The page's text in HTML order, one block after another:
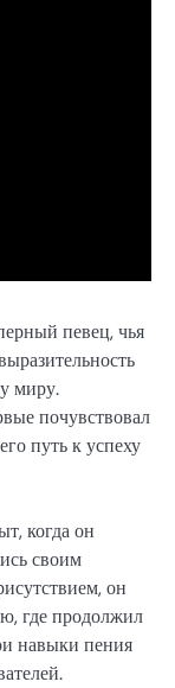
певец, чья
миру.
почувствовал
путь к успеху
когда он
своим
он
где продолжил
навыки пения